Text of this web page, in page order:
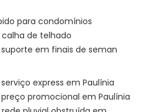
para condomínios
de telhado
em finais de seman
express em Paulínia
promocional em Paulínia